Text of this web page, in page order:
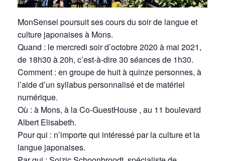
MonSensei poursuit ses cours du soir de langue et
culture japonaises à Mons.
Quand : le mercredi soir d’octobre 2020 à mai 2021,
de 18h30 à 20h, c’est-à-dire 30 séances de 1h30.
Comment : en groupe de huit à quinze personnes, à
l’aide d’un syllabus personnalisé et de matériel
numérique.
Où : à Mons, à la Co-GuestHouse , au 11 boulevard
Albert Elisabeth.
Pour qui : n’importe qui intéressé par la culture et la
langue japonaises.